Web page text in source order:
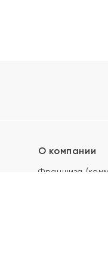
О компании
Франшиза